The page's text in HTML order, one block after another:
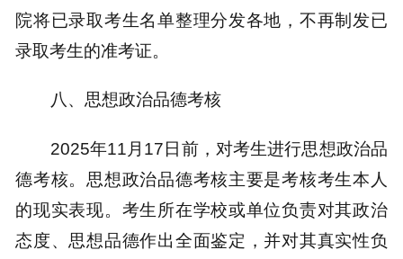
院将已录取考生名单整理分发各地，不再制发已
录取考生的准考证。
八、思想政治品德考核
2025年11月17日前，对考生进行思想政治品
德考核。思想政治品德考核主要是考核考生本人
的现实表现。考生所在学校或单位负责对其政治
态度、思想品德作出全面鉴定，并对其真实性负